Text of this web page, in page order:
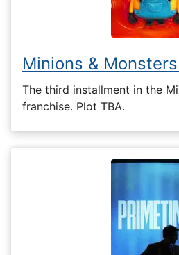
Minions &
The third installment in the
franchise. Plot TBA.